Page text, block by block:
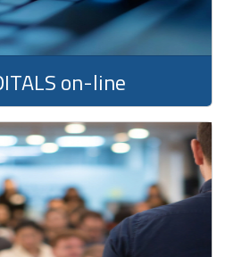
on-line